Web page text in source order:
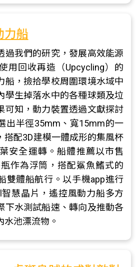
力船
過我們的研究，發展高效能源
用回收再造（Upcycling）的
船，撿拾學校周圍環境水域中
學生掉落水中的各種球類及垃
可知，動力裝置透過文獻探討
出半徑35mm、寬15mm的一
搭配3D建模一體成形的集風杯
安全運轉。船體推薦以市售
作為浮筒，搭配鯊魚鰭式的
雙體船航行。以手機app進行
智慧晶片，遙控風動力船多方
下水測試船速、轉向及推動各
池漂流物。